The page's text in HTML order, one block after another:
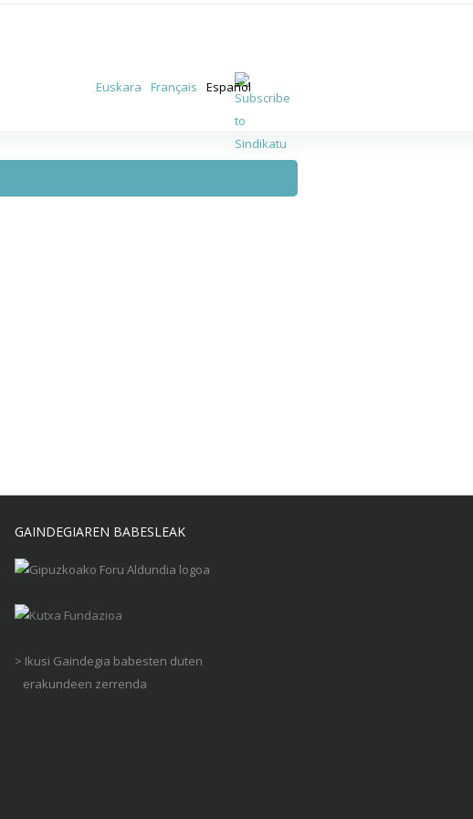
Euskara Français Español
GAINDEGIAREN BABESLEAK
> Ikusi Gaindegia babesten duten
erakundeen zerrenda